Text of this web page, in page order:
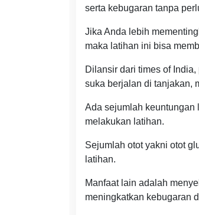
serta kebugaran tanpa
Jika Anda lebih
maka latihan ini bisa
Dilansir dari times of
suka berjalan di tanjakan,
Ada sejumlah keuntungan
melakukan latihan.
Sejumlah otot yakni otot
latihan.
Manfaat lain adalah
meningkatkan kebugaran